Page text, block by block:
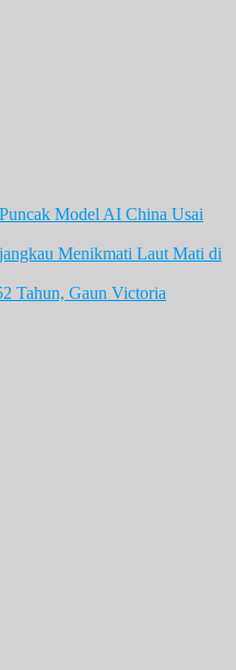
Model AI China Usai
Menikmati Laut Mati di
Tahun, Gaun Victoria